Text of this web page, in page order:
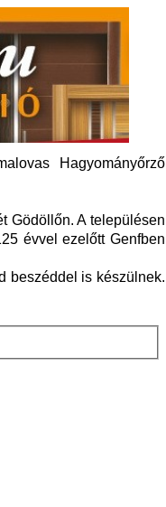
Hagyományőrző
Gödöllőn. A településen
évvel ezelőtt Genfben
beszéddel is készülnek.